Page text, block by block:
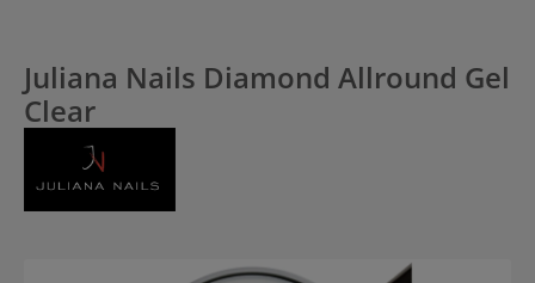
Juliana Nails Diamond Allround Gel
Clear
Salta la galleria di immagini